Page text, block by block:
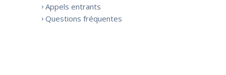
Appels entrants
Questions fréquentes